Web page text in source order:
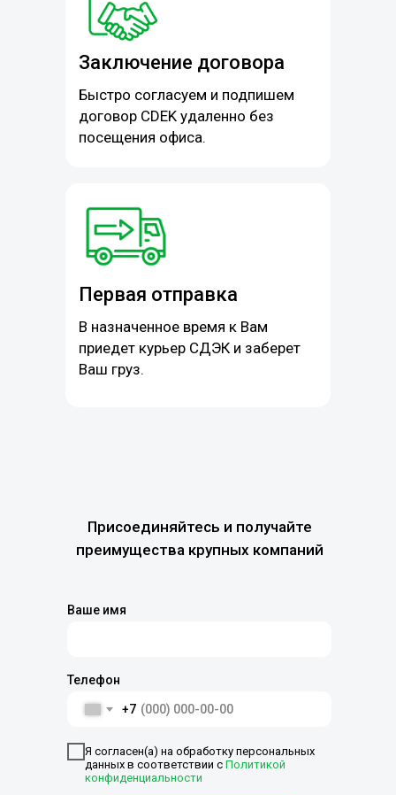
Быстро согласуем и подпишем
договор CDEK удаленно без
посещения офиса.
Заключение договора
В назначенное время к Вам
приедет курьер СДЭК и заберет
Ваш груз.
Первая отправка
Присоединяйтесь и получайте
преимущества крупных компаний
Ваше имя
Телефон
+7
Я согласен(а) на обработку персональных
данных в соответствии с Политикой
конфиденциальности